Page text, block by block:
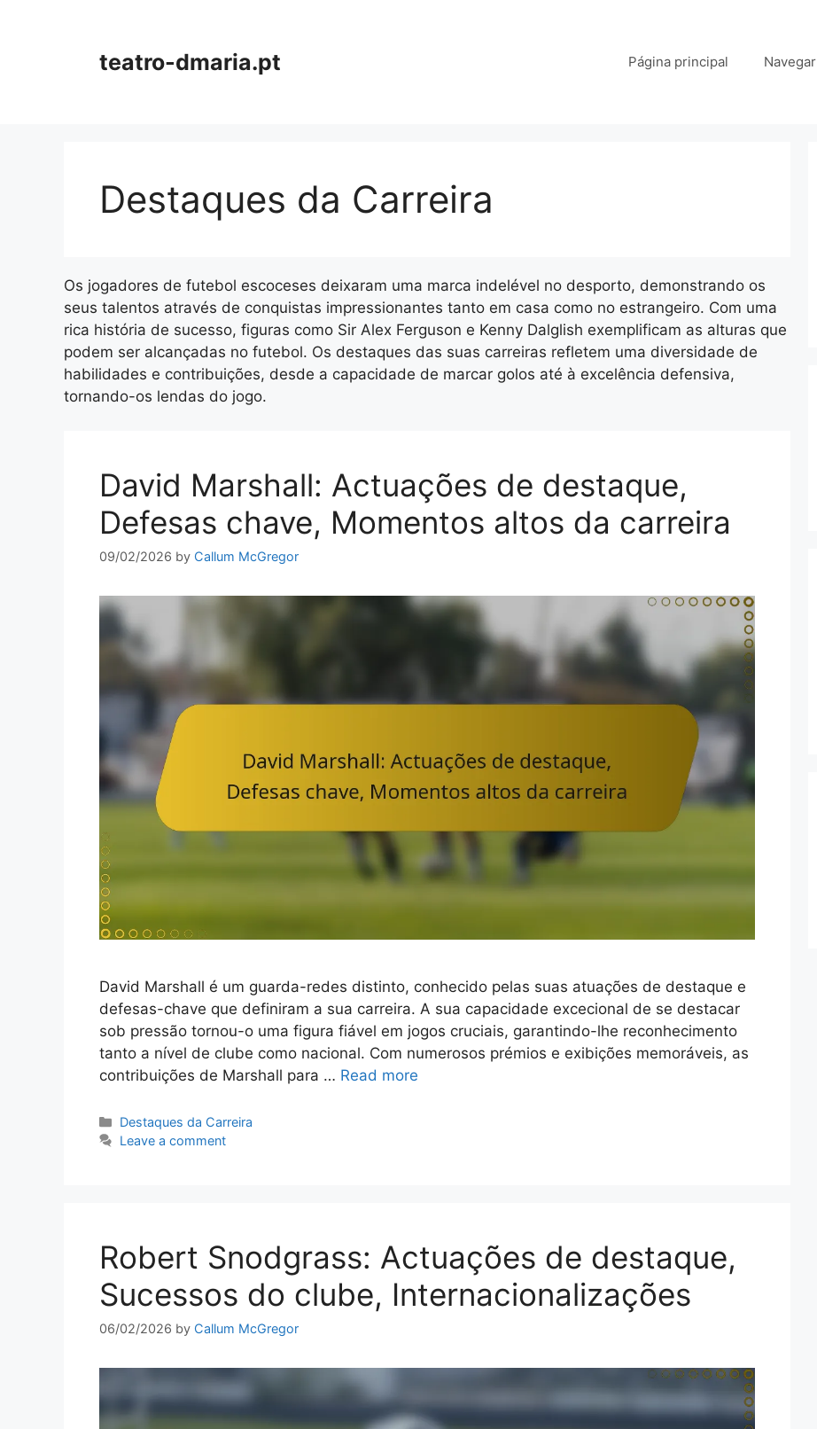
teatro-dmaria.pt Página principal Navegar
Destaques da Carreira
Os jogadores de futebol escoceses deixaram uma marca indelével no desporto, demonstrando os
seus talentos através de conquistas impressionantes tanto em casa como no estrangeiro. Com uma
rica história de sucesso, figuras como Sir Alex Ferguson e Kenny Dalglish exemplificam as alturas que
podem ser alcançadas no futebol. Os destaques das suas carreiras refletem uma diversidade de
habilidades e contribuições, desde a capacidade de marcar golos até à excelência defensiva,
tornando-os lendas do jogo.
David Marshall: Actuações de destaque,
Defesas chave, Momentos altos da carreira
09/02/2026 by Callum McGregor
David Marshall é um guarda-redes distinto, conhecido pelas suas atuações de destaque e
defesas-chave que definiram a sua carreira. A sua capacidade excecional de se destacar
sob pressão tornou-o uma figura fiável em jogos cruciais, garantindo-lhe reconhecimento
tanto a nível de clube como nacional. Com numerosos prémios e exibições memoráveis, as
contribuições de Marshall para … Read more
Categories
Destaques da Carreira
Leave a comment
Robert Snodgrass: Actuações de destaque,
Sucessos do clube, Internacionalizações
06/02/2026 by Callum McGregor